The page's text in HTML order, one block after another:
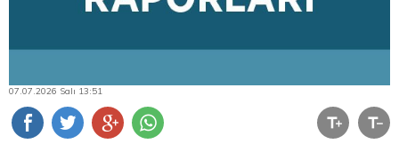
07.07.2026 Salı 13:51